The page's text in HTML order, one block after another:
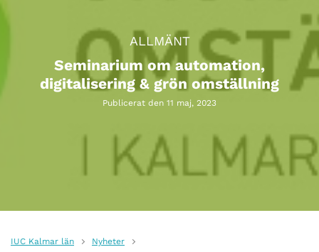
ALLMÄNT
Seminarium om automation,
digitalisering & grön omställning
Publicerat den 11 maj, 2023
IUC Kalmar län
Nyheter